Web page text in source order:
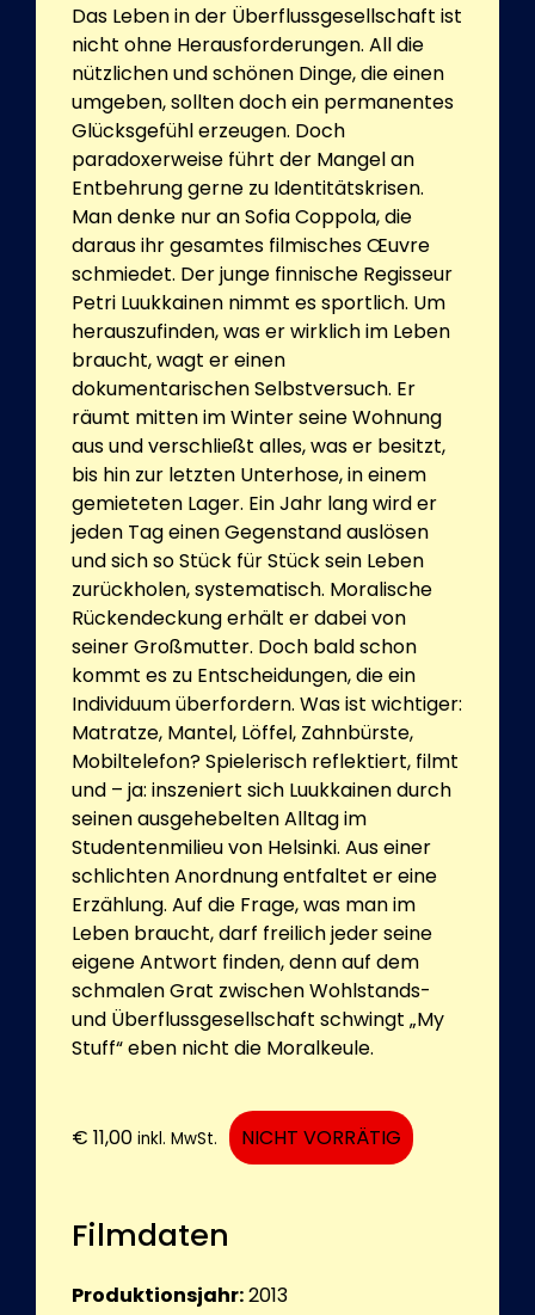
Das Leben in der Überflussgesellschaft ist
nicht ohne Herausforderungen. All die
nützlichen und schönen Dinge, die einen
umgeben, sollten doch ein permanentes
Glücksgefühl erzeugen. Doch
paradoxerweise führt der Mangel an
Entbehrung gerne zu Identitätskrisen.
Man denke nur an Sofia Coppola, die
daraus ihr gesamtes filmisches Œuvre
schmiedet. Der junge finnische Regisseur
Petri Luukkainen nimmt es sportlich. Um
herauszufinden, was er wirklich im Leben
braucht, wagt er einen
dokumentarischen Selbstversuch. Er
räumt mitten im Winter seine Wohnung
aus und verschließt alles, was er besitzt,
bis hin zur letzten Unterhose, in einem
gemieteten Lager. Ein Jahr lang wird er
jeden Tag einen Gegenstand auslösen
und sich so Stück für Stück sein Leben
zurückholen, systematisch. Moralische
Rückendeckung erhält er dabei von
seiner Großmutter. Doch bald schon
kommt es zu Entscheidungen, die ein
Individuum überfordern. Was ist wichtiger:
Matratze, Mantel, Löffel, Zahnbürste,
Mobiltelefon? Spielerisch reflektiert, filmt
und – ja: inszeniert sich Luukkainen durch
seinen ausgehebelten Alltag im
Studentenmilieu von Helsinki. Aus einer
schlichten Anordnung entfaltet er eine
Erzählung. Auf die Frage, was man im
Leben braucht, darf freilich jeder seine
eigene Antwort finden, denn auf dem
schmalen Grat zwischen Wohlstands-
und Überflussgesellschaft schwingt „My
Stuff“ eben nicht die Moralkeule.
€ 11,00 inkl. MwSt. NICHT VORRÄTIG
Filmdaten
Produktionsjahr:2013